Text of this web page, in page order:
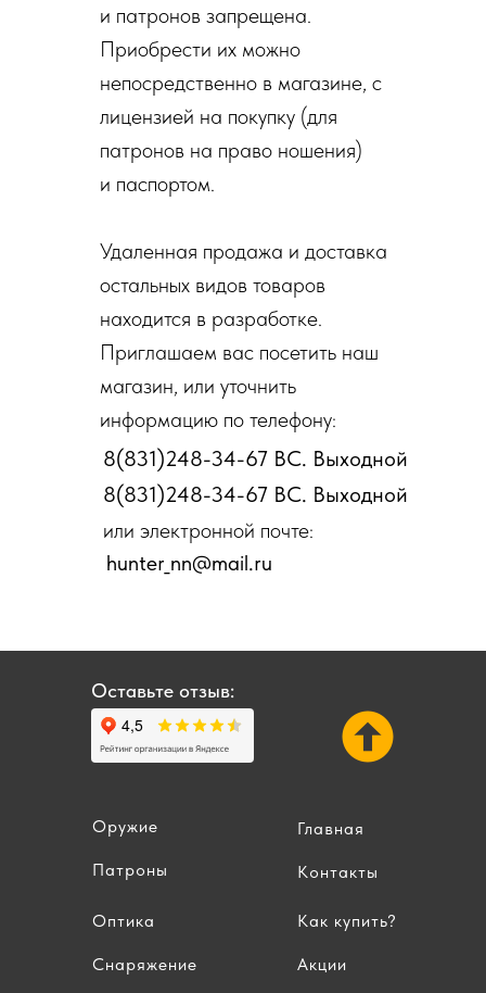
и патронов запрещена.
Приобрести их можно
непосредственно в магазине, с
лицензией на покупку (для
патронов на право ношения)
и паспортом.
Удаленная продажа и доставка
остальных видов товаров
находится в разработке.
Приглашаем вас посетить наш
магазин, или уточнить
информацию по телефону:
8(831)248-34-67 ВС. Выходной
8(831)248-34-67 ВС. Выходной
или электронной почте:
hunter_nn@mail.ru
Оставьте отзыв:
Оружие
Патроны
Оптика
Снаряжение
Главная
Контакты
Акции
Как купить?